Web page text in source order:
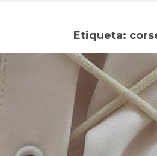
con
cremallera lateral
Faja Postquirúrgica con
Cremallera Frontal
Faja Postquirúrgica Ajustable
Faja Postquirúrgica Strapless
Brasier Postquirúrgico
Ajustable
en
Etiqueta: